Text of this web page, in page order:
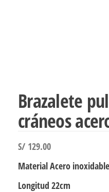
Brazalete
cráneos
S/ 129.00
Material Acero inoxidable
Longitud 22cm